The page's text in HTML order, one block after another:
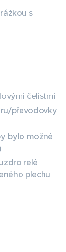
s
čelistmi
převodovky
bylo možné
relé
plechu